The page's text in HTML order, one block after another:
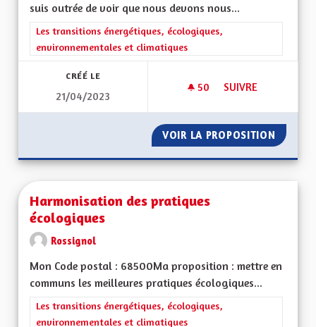
suis outrée de voir que nous devons nous...
Filtrer les résultats de la catégorie : Les transitions
Les transitions énergétiques, écologiques,
environnementales et climatiques
CRÉÉ LE
21/04/2023
50 50 ABONNÉS
SUIVRE
VOIR LA PROPOSITION DES
Harmonisation des pratiques
écologiques
Rossignol
Mon Code postal : 68500Ma proposition : mettre en
communs les meilleures pratiques écologiques...
Filtrer les résultats de la catégorie : Les transitions
Les transitions énergétiques, écologiques,
environnementales et climatiques